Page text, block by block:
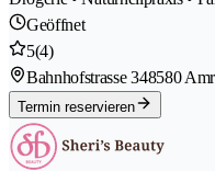
Geöffnet
5(4)
Bahnhofstrasse 348580
Termin reservieren